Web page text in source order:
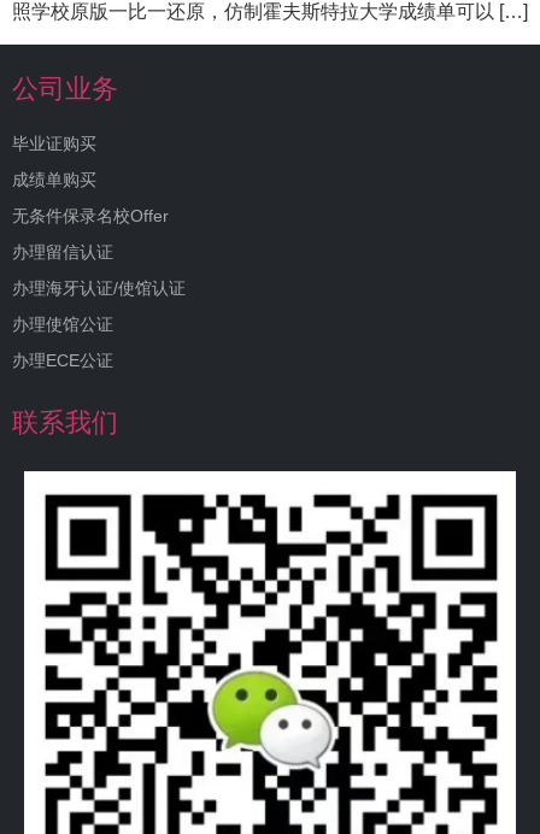
照学校原版一比一还原，仿制霍夫斯特拉大学成绩单可以 […]
公司业务
毕业证购买
成绩单购买
无条件保录名校Offer
办理留信认证
办理海牙认证/使馆认证
办理使馆公证
办理ECE公证
联系我们